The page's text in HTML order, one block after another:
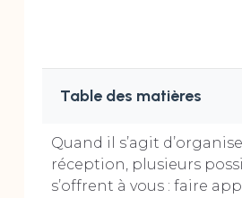
Table des matières
Quand il s’agit
réception, plusieurs
s’offrent à vous : faire